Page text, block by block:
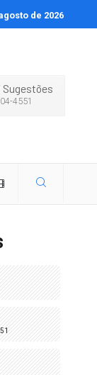
Eleições 2026
de 2026
Sugestões
4551